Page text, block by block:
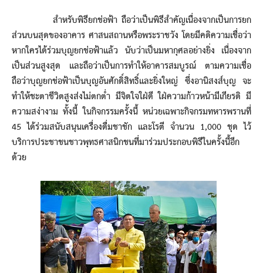
สำหรับพิธียกช่อฟ้า ถือว่าเป็นพิธีสำคัญเนื่องจากเป็นการยก
ส่วนบนสุดของอาคาร ศาสนสถานหรือพระราชวัง โดยมีคติความเชื่อว่า
หากใครได้ร่วมบุญยกช่อฟ้าแล้ว นับว่าเป็นมหากุศลอย่างยิ่ง เนื่องจาก
เป็นส่วนสูงสุด และถือว่าเป็นการทำให้อาคารสมบูรณ์ ตามความเชื่อ
ถือว่าบุญยกช่อฟ้าเป็นบุญอันศักดิ์สิทธิ์และยิ่งใหญ่ ซึ่งอานิสงส์บุญ จะ
ทำให้ชะตาชีวิตสูงส่งไม่ตกต่ำ มีจิตใจใฝ่ดี ใฝ่ความก้าวหน้ามีเกียรติ มี
ความสง่างาม ทั้งนี้ ในกิจกรรมครั้งนี้ หน่วยเฉพาะกิจกรมทหารพรานที่
45 ได้ร่วมสนับสนุนเครื่องดื่มชาชัก และโรตี จำนวน 1,000 ชุด ไว้
บริการประชาชนชาวพุทธศาสนิกชนที่มาร่วมประกอบพิธีในครั้งนี้อีก
ด้วย